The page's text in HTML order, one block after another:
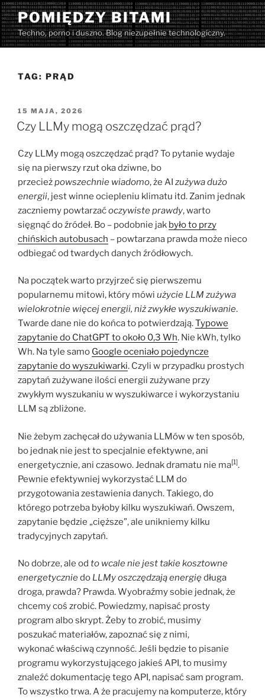
Przejdź
do
treści
POMIĘDZY BITAMI
Techno, porno i duszno. Blog niezupełnie technologiczny.
TAG: PRĄD
OPUBLIKOWANE
W
15 MAJA, 2026
Czy LLMy mogą oszczędzać prąd?
Czy LLMy mogą oszczędzać prąd? To pytanie wydaje
się na pierwszy rzut oka dziwne, bo
przecieżpowszechnie wiadomo, że AI zużywa dużo
energii, jest winne ociepleniu klimatu itd. Zanim jednak
zaczniemy powtarzaćoczywiste prawdy, warto
sięgnąć do źródeł. Bo – podobnie jak było to przy
chińskich autobusach – powtarzana prawda może nieco
odbiegać od twardych danych źródłowych.
Na początek warto przyjrzeć się pierwszemu
popularnemu mitowi, który mówi użycie LLM zużywa
wielokrotnie więcej energii, niż zwykłe wyszukiwanie.
Twarde dane nie do końca to potwierdzają.Typowe
zapytanie do ChatGPT to około 0,3 Wh. Nie kWh, tylko
Wh. Na tyle samo Google oceniało pojedyncze
zapytanie do wyszukiwarki. Czyli w przypadku prostych
zapytań zużywane ilości energii zużywane przy
zwykłym wyszukaniu w wyszukiwarce i wykorzystaniu
LLM są zbliżone.
Nie żebym zachęcał do używania LLMów w ten sposób,
bo jednak nie jest to specjalnie efektywne, ani
energetycznie, ani czasowo. Jednak dramatu nie ma[1].
Pewnie efektywniej wykorzystać LLM do
przygotowania zestawienia danych. Takiego, do
którego potrzeba byłoby kilku wyszukiwań. Owszem,
zapytanie będzie „cięższe”, ale unikniemy kilku
tradycyjnych zapytań.
No dobrze, ale od to wcale nie jest takie kosztowne
energetyczniedo LLMy oszczędzają energiędługa
droga, prawda? Prawda. Wyobraźmy sobie jednak, że
chcemy coś zrobić. Powiedzmy, napisać prosty
program albo skrypt. Żeby to zrobić, musimy
poszukać materiałów, zapoznać się z nimi,
wykonać właściwą czynność. Jeśli będzie to pisanie
programu wykorzystującego jakieś API, to musimy
znaleźć dokumentację tego API, napisać sam program.
To wszystko trwa. A że pracujemy na komputerze, który